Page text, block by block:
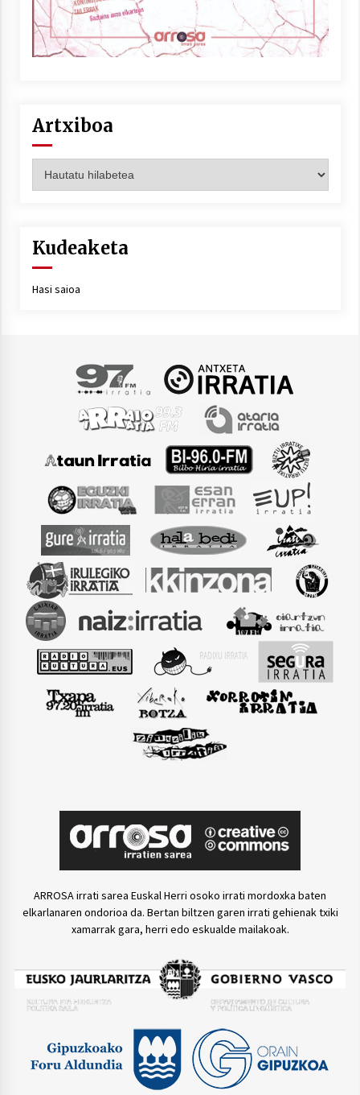
Artxiboa
Kudeaketa
Hasi saioa
ARROSA irrati sarea Euskal Herri osoko irrati mordoxka baten
elkarlanaren ondorioa da. Bertan biltzen garen irrati gehienak txiki
xamarrak gara, herri edo eskualde mailakoak.